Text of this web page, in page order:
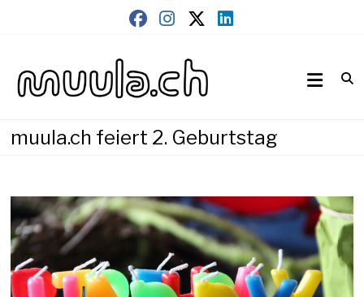
muula.ch
muula.ch feiert 2. Geburtstag